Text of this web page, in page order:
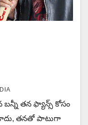
బన్నీ తన ఫ్యాన్స్ కోసం
తనతో పాటుగా